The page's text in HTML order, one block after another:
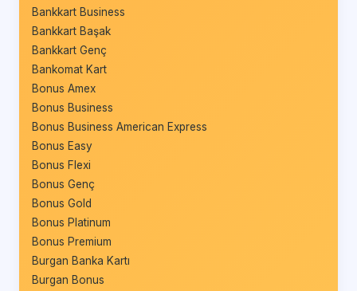
Bankkart Business
Bankkart Başak
Bankkart Genç
Bankomat Kart
Bonus Amex
Bonus Business
Bonus Business American Express
Bonus Easy
Bonus Flexi
Bonus Genç
Bonus Gold
Bonus Platinum
Bonus Premium
Burgan Banka Kartı
Burgan Bonus